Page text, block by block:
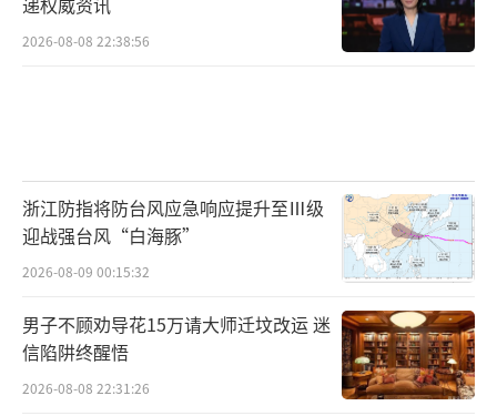
至13.51亿元，自身仍处于持续亏损的困境中，
却要斥资5.28亿元现金收购实控人资产。上交
值得一提的是，截至2025年三季度末，莎
普爱思货币资金余额仅为1.01亿元，交易性金
融资产1.22亿元，合计约2.23亿元，连首期3.7
亿元支付款都难以覆盖。公司计划以自有资金
加银行贷款支付，但融资协议、授信文件均未
披露，在流动性本就紧张的当下，并购贷款的
2026-08-08 22:38:56
浙江防指将防台风应急响应提升至Ⅲ级
迎战强台风“白海豚”
2026-08-09 00:15:32
男子不顾劝导花15万请大师迁坟改运 迷
信陷阱终醒悟
2026-08-08 22:31:26